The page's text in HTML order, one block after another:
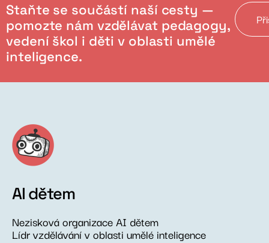
Staňte se součástí naší cesty —
pomozte nám vzdělávat pedagogy,
vedení škol i děti v oblasti umělé
inteligence.
AI dětem
Nezisková organizace AI dětem
Lídr vzdělávání v oblasti umělé inteligence